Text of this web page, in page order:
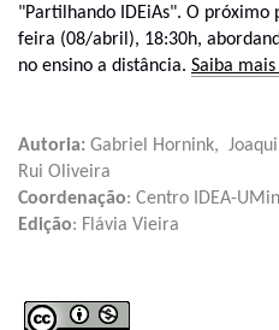
"Partilhando IDEiAs". O próximo
feira (08/abril), 18:30h,
no ensino a distância. Saiba
Autoria: Gabriel Hornink,
Rui Oliveira
Coordenação: Centro IDEA-
Edição: Flávia Vieira